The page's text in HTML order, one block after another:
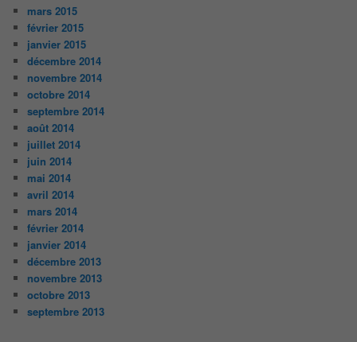
mars 2015
février 2015
janvier 2015
décembre 2014
novembre 2014
octobre 2014
septembre 2014
août 2014
juillet 2014
juin 2014
mai 2014
avril 2014
mars 2014
février 2014
janvier 2014
décembre 2013
novembre 2013
octobre 2013
septembre 2013